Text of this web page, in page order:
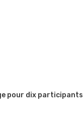
pour dix participants